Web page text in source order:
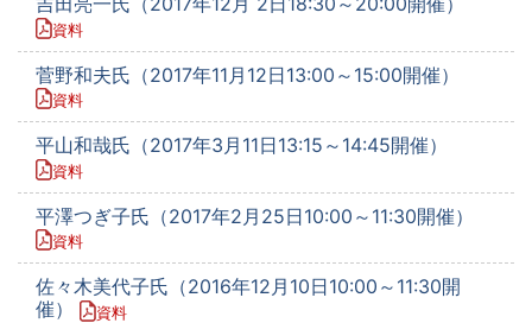
資料
菅野和夫氏（2017年11月12日13:00～15:00開催）
資料
平山和哉氏（2017年3月11日13:15～14:45開催）
資料
平澤つぎ子氏（2017年2月25日10:00～11:30開催）
資料
佐々木美代子氏（2016年12月10日10:00～11:30開
催）
資料